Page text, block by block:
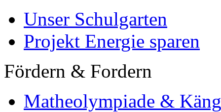
Unser Schulgarten
Projekt Energie sparen
Fördern & Fordern
Matheolympiade &